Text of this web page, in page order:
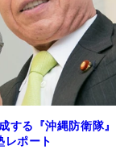
する『沖縄防衛隊』
ポート